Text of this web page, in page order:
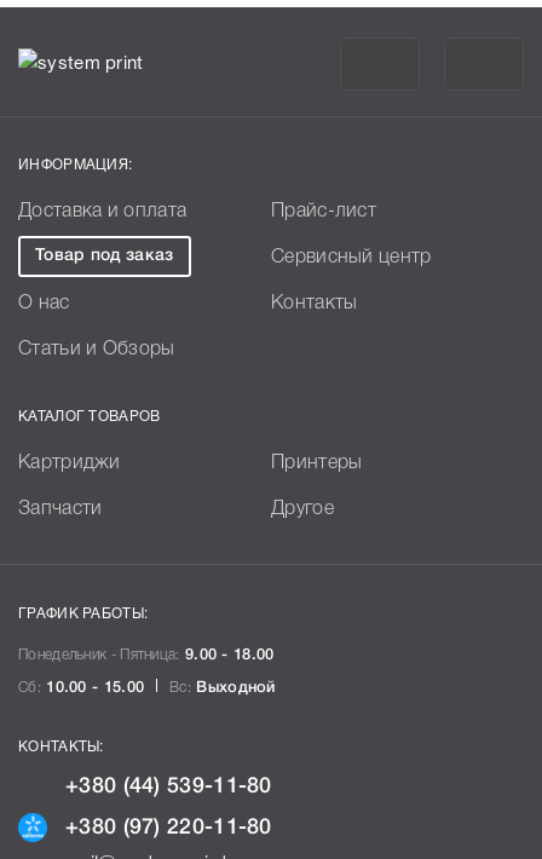
ИНФОРМАЦИЯ:
Доставка и оплата Прайс-лист
Товар под заказ Сервисный центр
О нас Контакты
Статьи и Обзоры
КАТАЛОГ ТОВАРОВ
Картриджи Принтеры
Запчасти Другое
ГРАФИК РАБОТЫ:
Понедельник - Пятница: 9.00 - 18.00
Сб: 10.00 - 15.00 Вс: Выходной
КОНТАКТЫ:
+380 (44) 539-11-80
+380 (97) 220-11-80